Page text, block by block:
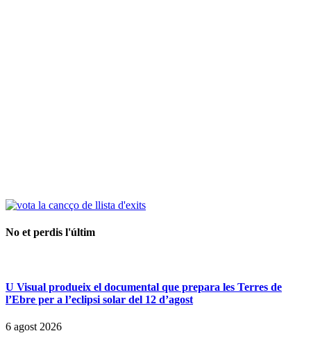
No et perdis l'últim
U Visual produeix el documental que prepara les Terres de
l’Ebre per a l’eclipsi solar del 12 d’agost
6 agost 2026